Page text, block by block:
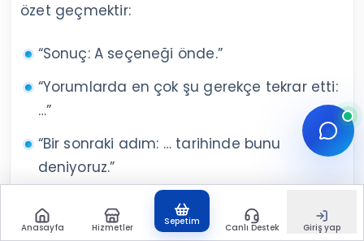
özet geçmektir:
“Sonuç: A seçeneği önde.”
“Yorumlarda en çok şu gerekçe tekrar etti:
…”
“Bir sonraki adım: … tarihinde bunu
deniyoruz.”
Bu yaklaşım, takipçiye “oyum boşa gitmedi”
hissi verir ve anketi içerik üretimine bağlar.
Anasayfa Hizmetler
Sepetim
Canlı Destek Giriş yap